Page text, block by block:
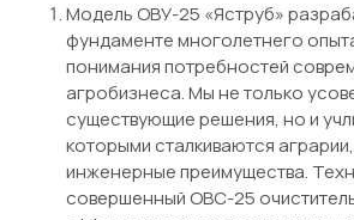
Модель ОВУ-25 «Яструб»
фундаменте многолетнего
понимания потребностей
агробизнеса. Мы не только
существующие решения, но и
которыми сталкиваются
инженерные преимущества.
совершенный ОВС-25